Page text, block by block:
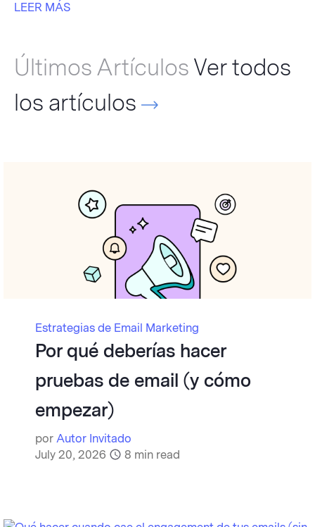
LEER MÁS
Últimos Artículos Ver todos
los artículos
Estrategias de Email Marketing
Por qué deberías hacer
pruebas de email (y cómo
empezar)
por Autor Invitado
July 20, 2026
8 min read